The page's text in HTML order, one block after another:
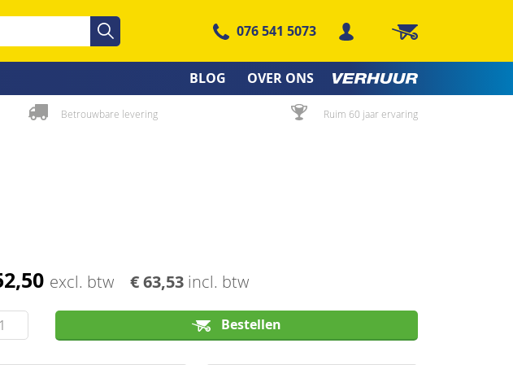
Zoeken
076 541 5073 Winkelwagen
BLOG OVER ONS
Betrouwbare levering Ruim 60 jaar ervaring
excl. btw € 63,53 incl. btw
Bestellen